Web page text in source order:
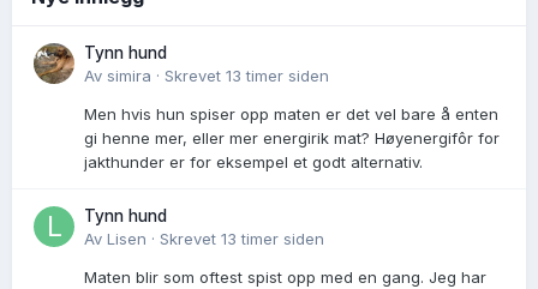
Tynn hund
Av simira · Skrevet 13 timer siden
Men hvis hun spiser opp maten er det vel bare å enten
gi henne mer, eller mer energirik mat? Høyenergifôr for
jakthunder er for eksempel et godt alternativ.
Tynn hund
Av Lisen · Skrevet 13 timer siden
Maten blir som oftest spist opp med en gang. Jeg har